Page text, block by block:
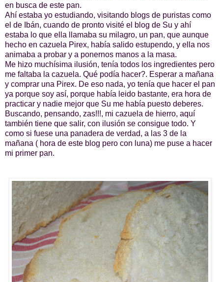
en busca de este pan.
Ahí estaba yo estudiando, visitando blogs de puristas como
el de Ibán, cuando de pronto visité el blog de Su y ahí
estaba lo que ella llamaba su milagro, un pan, que aunque
hecho en cazuela Pirex, había salido estupendo, y ella nos
animaba a probar y a ponernos manos a la masa.
Me hizo muchísima ilusión, tenía todos los ingredientes pero
me faltaba la cazuela. Qué podía hacer?. Esperar a mañana
y comprar una Pirex. De eso nada, yo tenía que hacer el pan
ya porque soy así, porque había leido bastante, era hora de
practicar y nadie mejor que Su me había puesto deberes.
Buscando, pensando, zas!!!, mi cazuela de hierro, aquí
también tiene que salir, con ilusión se consigue todo. Y
como si fuese una panadera de verdad, a las 3 de la
mañana ( hora de este blog pero con luna) me puse a hacer
mi primer pan.